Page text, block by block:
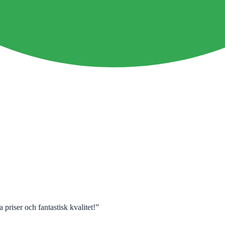
och fantastisk kvalitet!”